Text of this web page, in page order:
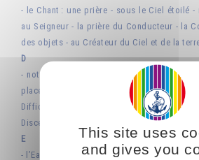
- le Chant : une prière - sous le Ciel étoilé
au Seigneur - la prière du Conducteur - la
des objets - au Créateur du Ciel et de la
D
- notre Demeure intérieure a aussi besoin
place que nous devons Lui donner
Difficultés - pour trouver la bonne
Discernement afin de ne pas commettre
E
- l’Eau :
1 – en se lavant le visage - 2 – en
This site uses
and gives you